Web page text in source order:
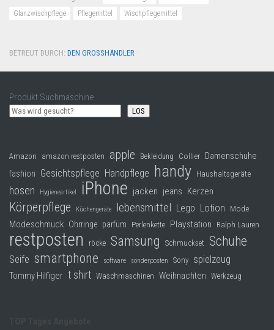
Glanzwischpflege
Pflegemittel Wischpflegemittel
BETREUT DURCH: DEN GROSSHÄNDLER ·
Produkt Suchmaschine
LOS
Amazon amazon restposten apple Bekleidung Collier Damenschuhe
fashion Gesichtspflege Handpflege handy Haushaltsgeräte
hosen Hygieneartikel iPhone jacken jeans Kerzen
Körperpflege Küchengeräte lebensmittel Lego Lotion Mode
Modeschmuck Ohrringe parfüm Perlenkette Playstation Ralph Lauren
restposten röcke Samsung Schmuckset Schuhe
Seife smartphone software sonderposten Sony spielzeug
Tommy Hilfiger t shirt Waschmaschinen Weihnachten Werkzeug